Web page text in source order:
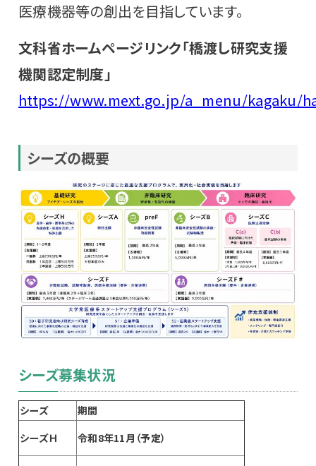
医療機器等の創出を目指しています。
文科省ホームページリンク「橋渡し研究支援
機関認定制度」
https://www.mext.go.jp/a_menu/kagaku/
シーズの概要
シーズ募集状況
シーズ
期間
シーズＨ
令和8年11月（予定）